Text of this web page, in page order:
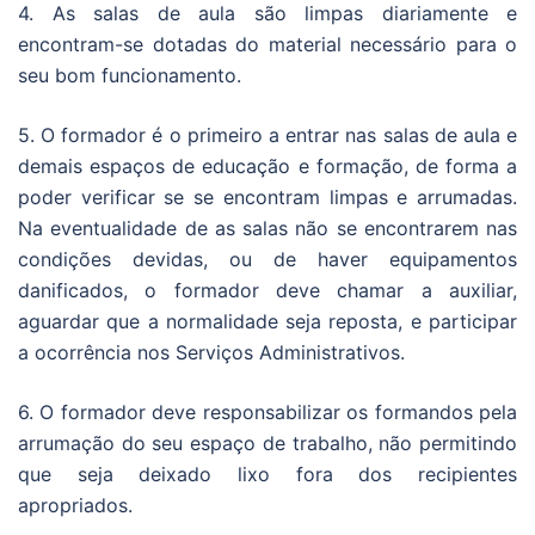
4. As salas de aula são limpas diariamente e
encontram-se dotadas do material necessário para o
seu bom funcionamento.
5. O formador é o primeiro a entrar nas salas de aula e
demais espaços de educação e formação, de forma a
poder verificar se se encontram limpas e arrumadas.
Na eventualidade de as salas não se encontrarem nas
condições devidas, ou de haver equipamentos
danificados, o formador deve chamar a auxiliar,
aguardar que a normalidade seja reposta, e participar
a ocorrência nos Serviços Administrativos.
6. O formador deve responsabilizar os formandos pela
arrumação do seu espaço de trabalho, não permitindo
que seja deixado lixo fora dos recipientes
apropriados.